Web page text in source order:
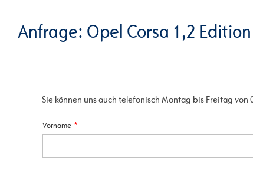
Anfrage: Opel Corsa 1,2 Edition
Sie können uns auch telefonisch Montag bis Freitag